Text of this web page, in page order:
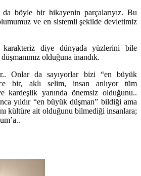
böyle bir hikayenin parçalarıyız. Bu
ve en sistemli şekilde devletimiz
diye dünyada yüzlerini bile
olduğuna inandık.
Onlar da sayıyorlar bizi “en büyük
bir, aklı selim, insan anlıyor tüm
kardeşlik yanında önemsiz olduğunu..
yıldır “en büyük düşman” bildiği ama
kültüre ait olduğunu bilmediği insanlara;